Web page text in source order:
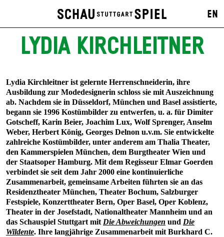
EN
LYDIA KIRCHLEITNER
Lydia Kirchleitner ist gelernte Herrenschneiderin, ihre
Ausbildung zur Modedesignerin schloss sie mit Auszeichnung
ab. Nachdem sie in Düsseldorf, München und Basel assistierte,
begann sie 1996 Kostümbilder zu entwerfen, u. a. für Dimiter
Gotscheff, Karin Beier, Joachim Lux, Wolf Sprenger, Anselm
Weber, Herbert König, Georges Delnon u.v.m. Sie entwickelte
zahlreiche Kostümbilder, unter anderem am Thalia Theater,
den Kammerspielen München, dem Burgtheater Wien und
der Staatsoper Hamburg. Mit dem Regisseur Elmar Goerden
verbindet sie seit dem Jahr 2000 eine kontinuierliche
Zusammenarbeit, gemeinsame Arbeiten führten sie an das
Residenztheater München, Theater Bochum, Salzburger
Festspiele, Konzerttheater Bern, Oper Basel, Oper Koblenz,
Theater in der Josefstadt, Nationaltheater Mannheim und an
das Schauspiel Stuttgart mit Die Abweichungen und Die
Wildente. Ihre langjährige Zusammenarbeit mit Burkhard C.